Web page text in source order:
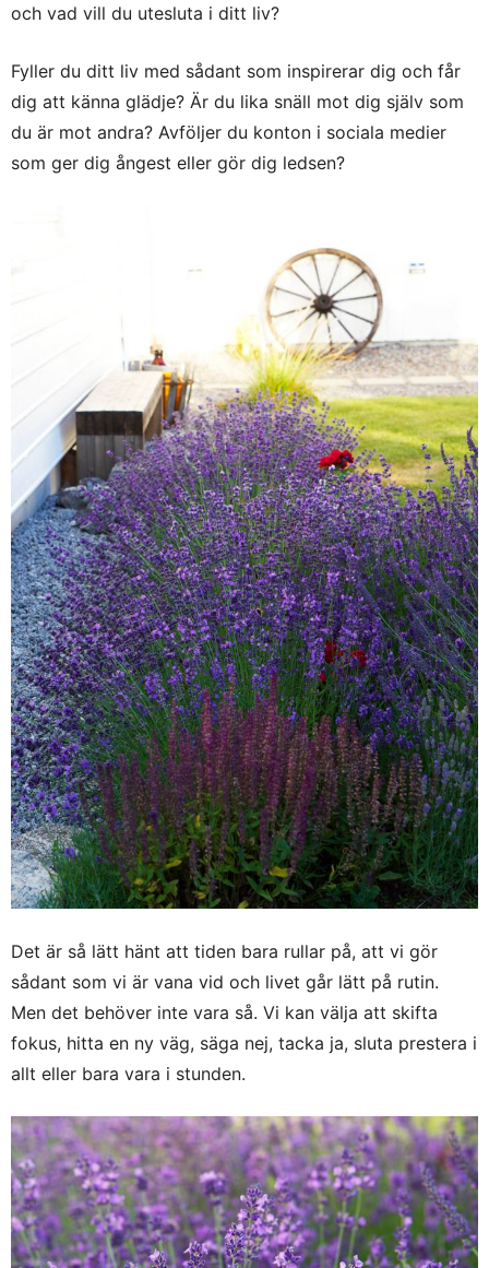
och vad vill du utesluta i ditt liv?
Fyller du ditt liv med sådant som inspirerar dig och får
dig att känna glädje? Är du lika snäll mot dig själv som
du är mot andra? Avföljer du konton i sociala medier
som ger dig ångest eller gör dig ledsen?
Det är så lätt hänt att tiden bara rullar på, att vi gör
sådant som vi är vana vid och livet går lätt på rutin.
Men det behöver inte vara så. Vi kan välja att skifta
fokus, hitta en ny väg, säga nej, tacka ja, sluta prestera i
allt eller bara vara i stunden.